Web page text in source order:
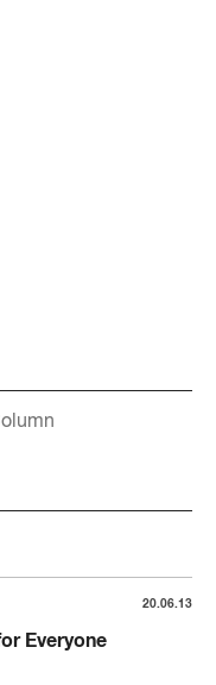
20.06.13
Everyone